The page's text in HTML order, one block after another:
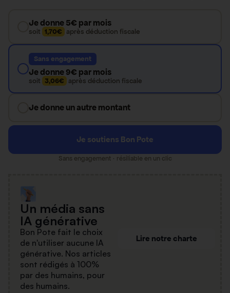
Je donne 5€ par mois
soit 1,70€ après déduction fiscale
Sans engagement
Je donne 9€ par mois
soit 3,06€ après déduction fiscale
Je donne un autre montant
Je soutiens Bon Pote
Sans engagement · résiliable en un clic
Un média sans
IA générative
Bon Pote fait le choix
de n'utiliser aucune IA
générative. Nos articles
sont rédigés à 100%
par des humains, pour
des humains.
Lire notre charte